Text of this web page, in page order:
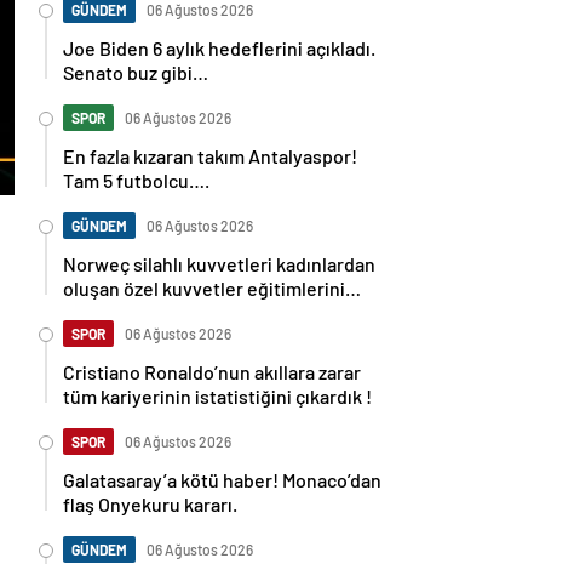
GÜNDEM 06 Ağustos 2026
Joe Biden 6 aylık hedeflerini açıkladı.
Senato buz gibi…
SPOR 06 Ağustos 2026
En fazla kızaran takım Antalyaspor!
Tam 5 futbolcu….
GÜNDEM 06 Ağustos 2026
Norweç silahlı kuvvetleri kadınlardan
oluşan özel kuvvetler eğitimlerini
SPOR 06 Ağustos 2026
Cristiano Ronaldo’nun akıllara zarar
tüm kariyerinin istatistiğini çıkardık !
SPOR 06 Ağustos 2026
Galatasaray’a kötü haber! Monaco’dan
flaş Onyekuru kararı.
GÜNDEM 06 Ağustos 2026